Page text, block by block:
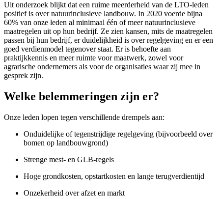
Uit onderzoek blijkt dat een ruime meerderheid van de LTO-leden
positief is over natuurinclusieve landbouw. In 2020 voerde bijna
60% van onze leden al minimaal één of meer natuurinclusieve
maatregelen uit op hun bedrijf. Ze zien kansen, mits de maatregelen
passen bij hun bedrijf, er duidelijkheid is over regelgeving en er een
goed verdienmodel tegenover staat. Er is behoefte aan
praktijkkennis en meer ruimte voor maatwerk, zowel voor
agrarische ondernemers als voor de organisaties waar zij mee in
gesprek zijn.
Welke belemmeringen zijn er?
Onze leden lopen tegen verschillende drempels aan:
Onduidelijke of tegenstrijdige regelgeving (bijvoorbeeld over
bomen op landbouwgrond)
Strenge mest- en GLB-regels
Hoge grondkosten, opstartkosten en lange terugverdientijd
Onzekerheid over afzet en markt